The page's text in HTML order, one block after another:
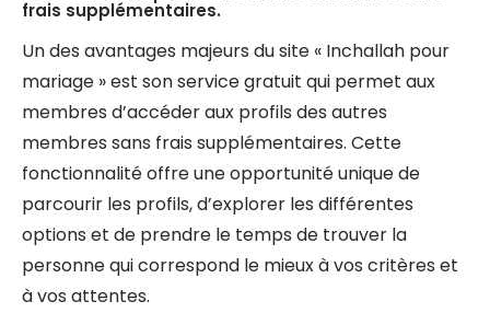
frais supplémentaires.
Un des avantages majeurs du site « Inchallah pour
mariage » est son service gratuit qui permet aux
membres d’accéder aux profils des autres
membres sans frais supplémentaires. Cette
fonctionnalité offre une opportunité unique de
parcourir les profils, d’explorer les différentes
options et de prendre le temps de trouver la
personne qui correspond le mieux à vos critères et
à vos attentes.